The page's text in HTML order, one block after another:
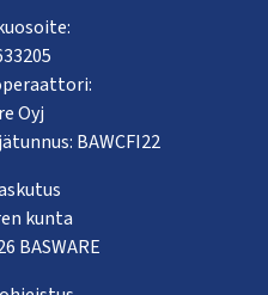
Oyj
BAWCFI22
kunta
BASWARE